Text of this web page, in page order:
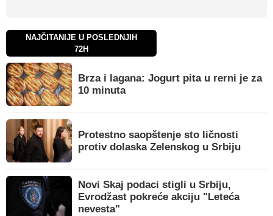
NAJČITANIJE U POSLEDNJIH
72H
Brza i lagana: Jogurt pita u rerni je za
10 minuta
Protestno saopštenje sto ličnosti
protiv dolaska Zelenskog u Srbiju
Novi Skaj podaci stigli u Srbiju,
Evrodžast pokreće akciju "Leteća
nevesta"